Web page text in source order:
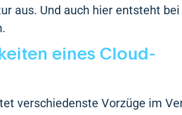
aus. Und auch hier entsteht bei
eines Cloud-
verschiedenste Vorzüge im